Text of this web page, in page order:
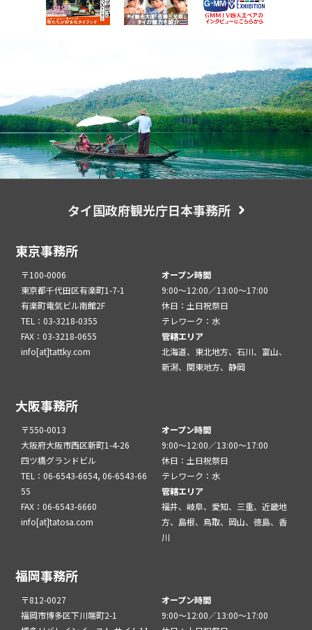
タイ国政府観光庁日本事務所
東京事務所
〒100-0006
東京都千代田区有楽町1-7-1
有楽町電気ビル南館2F
TEL：03-3218-0355
FAX：03-3218-0655
info[at]tattky.com
オープン時間
9:00～12:00／13:00～17:00
休日：土日祝祭日
テレワーク：水
管轄エリア
北海道、東北地方、石川、富山、
新潟、関東地方、静岡
大阪事務所
〒550-0013
大阪府大阪市西区新町1-4-26
四ツ橋グランドビル
TEL：06-6543-6654, 06-6543-66
55
FAX：06-6543-6660
info[at]tatosa.com
オープン時間
9:00～12:00／13:00～17:00
休日：土日祝祭日
テレワーク：水
管轄エリア
福井、岐阜、愛知、三重、近畿地
方、島根、鳥取、岡山、徳島、香
川
福岡事務所
〒812-0027
福岡市博多区下川端町2-1
オープン時間
9:00～12:00／13:00～17:00